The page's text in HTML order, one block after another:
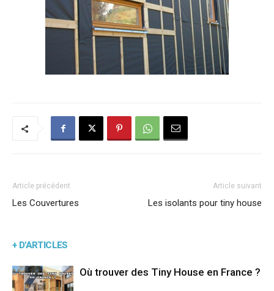
Article précédent
Les Couvertures
Article suivant
Les isolants pour tiny house
+ D'ARTICLES
Où trouver des Tiny House en France ?